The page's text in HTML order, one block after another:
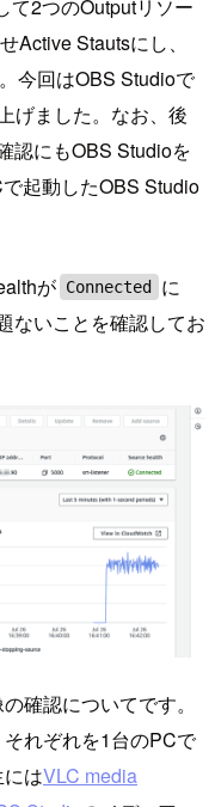
て2つのOutputリソー
Active Stautsにし、
今回はOBS Studioで
げました。なお、後
認にもOBS Studioを
起動したOBS Studio
が Connected
に
ないことを確認してお
確認についてです。
れぞれを1台のPCで
はVLC media